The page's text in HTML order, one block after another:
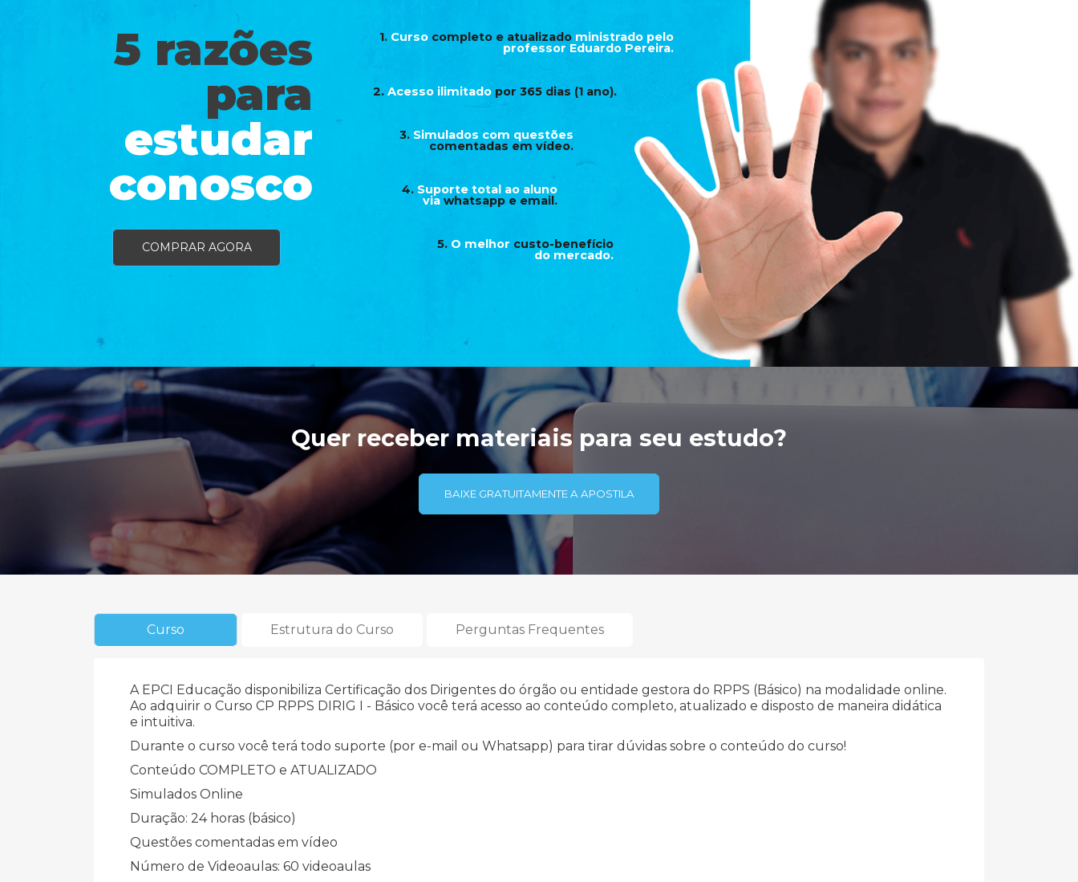
5 razões
para
estudar
conosco
COMPRAR AGORA
1. Curso completo e atualizado ministrado pelo
professor Eduardo Pereira.
2. Acesso ilimitado por 365 dias (1 ano).
3. Simulados com questões
comentadas em vídeo.
4. Suporte total ao aluno
viawhatsapp e email.
5. O melhor custo-benefício
do mercado.
Quer receber materiais para seu estudo?
BAIXE GRATUITAMENTE A APOSTILA
Curso Estrutura do Curso Perguntas Frequentes
A EPCI Educação disponibiliza Certificação dos Dirigentes do órgão ou entidade gestora do RPPS (Básico) na modalidade online.
Ao adquirir o Curso CP RPPS DIRIG I - Básico você terá acesso ao conteúdo completo, atualizado e disposto de maneira didática
e intuitiva.
Durante o curso você terá todo suporte (por e-mail ou Whatsapp) para tirar dúvidas sobre o conteúdo do curso!
Conteúdo COMPLETO e ATUALIZADO
Simulados Online
Duração: 24 horas (básico)
Questões comentadas em vídeo
Número de Videoaulas: 60 videoaulas